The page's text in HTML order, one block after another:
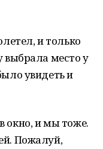
и только
выбрала место у
увидеть и
окно, и мы тоже.
Пожалуй,